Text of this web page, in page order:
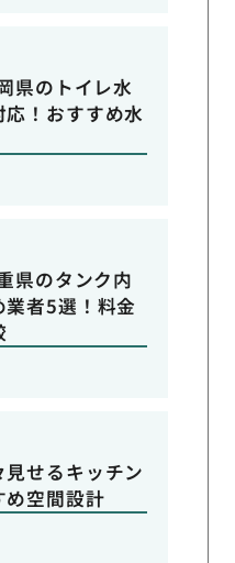
県のトイレ水
！おすすめ水
県のタンク内
者5選！料金
せるキッチン
め空間設計